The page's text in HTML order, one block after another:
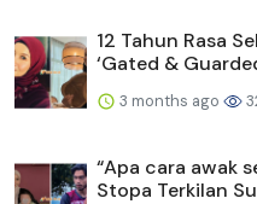
12 Tahun Rasa
‘Gated &
3 months ago
“Apa cara awak
Stopa Terkilan